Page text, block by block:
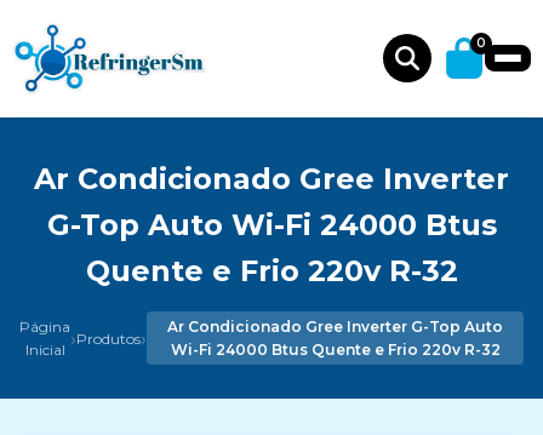
0
Ar Condicionado Gree Inverter
G-Top Auto Wi-Fi 24000 Btus
Quente e Frio 220v R-32
Página
Inicial ›Produtos›
Ar Condicionado Gree Inverter G-Top Auto
Wi-Fi 24000 Btus Quente e Frio 220v R-32